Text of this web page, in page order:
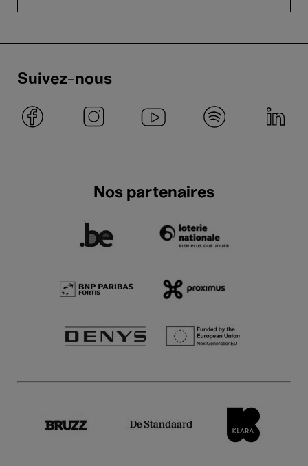
Suivez-nous
Nos partenaires